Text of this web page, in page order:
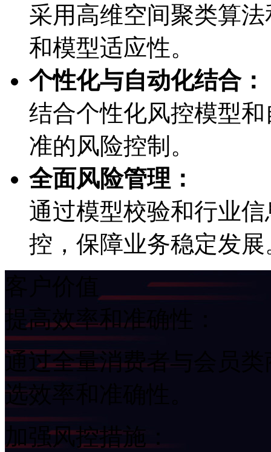
采用高维空间聚类算法
和模型适应性。
个性化与自动化结合：
结合个性化风控模型和
准的风险控制。
全面风险管理：
通过模型校验和行业信
控，保障业务稳定发
提高效率和准确性：
通过全量消费者与会员类
选效率和准确性。
加强风控措施：